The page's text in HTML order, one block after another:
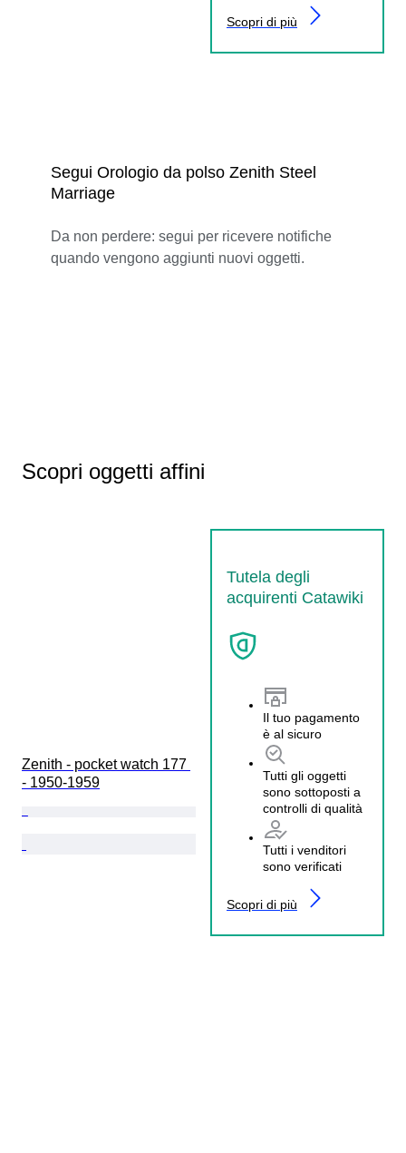
Scopri di più
Segui Orologio da polso Zenith Steel
Marriage
Da non perdere: segui per ricevere notifiche
quando vengono aggiunti nuovi oggetti.
Scopri oggetti affini
Tutela degli
acquirenti Catawiki
Il tuo pagamento
è al sicuro
Tutti gli oggetti
sono sottoposti a
controlli di qualità
Tutti i venditori
sono verificati
Scopri di più
Zenith - pocket watch 177
- 1950-1959